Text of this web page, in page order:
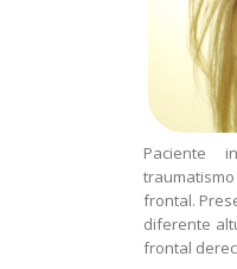
Paciente
frontal.
diferente
frontal